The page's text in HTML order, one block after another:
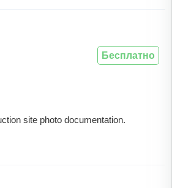
site photo documentation.
Бесплатно